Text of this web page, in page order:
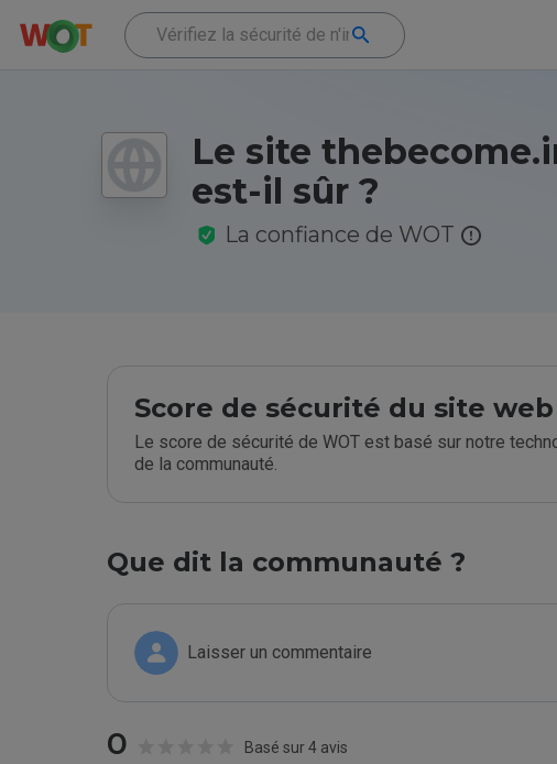
Le site
est-il sûr ?
La confiance de WOT
Score de sécurité du site web
Le score de sécurité de WOT est basé sur notre
de la communauté.
Que dit la communauté ?
Laisser un commentaire
0 Basé sur 4 avis